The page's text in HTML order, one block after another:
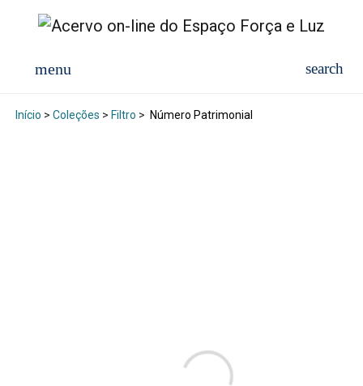
Início > Coleções > Filtro > Número Patrimonial